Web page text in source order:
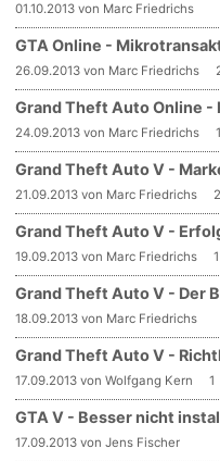
01.10.2013 von Marc Friedrichs
GTA Online -
26.09.2013 von Marc Friedrichs
Grand Theft Auto Online -
24.09.2013 von Marc Friedrichs 1
Grand Theft Auto V -
21.09.2013 von Marc Friedrichs 2
Grand Theft Auto V -
19.09.2013 von Marc Friedrichs 1
Grand Theft Auto V - Der
18.09.2013 von Marc Friedrichs
Grand Theft Auto V -
17.09.2013 von Wolfgang Kern 1
GTA V - Besser nicht
17.09.2013 von Jens Fischer